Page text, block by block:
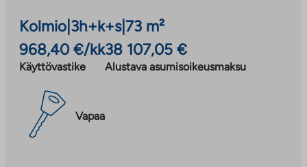
Kolmio 3h+k+s| 73 m²
968,40 €/kk
Käyttövastike
38 107,05 €
Alustava asumisoikeusmaksu
Vapaa